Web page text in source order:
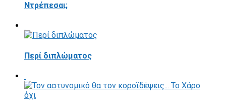
Ντρέπεσαι;
Περί διπλώματος